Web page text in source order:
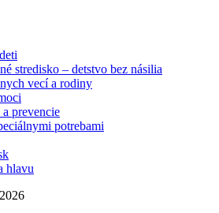
stredisko – detstvo bez násilia
vecí a rodiny
prevencie
potrebami
hlavu